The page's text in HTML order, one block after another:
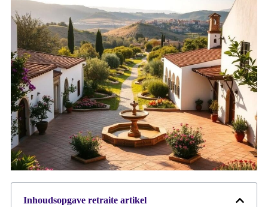
Inhoudsopgave retraite artikel